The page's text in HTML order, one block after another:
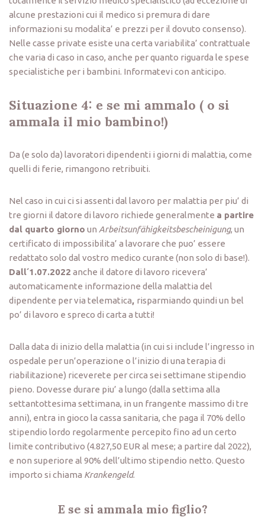
alcune prestazioni cui il medico si premura di dare
informazioni su modalita’ e prezzi per il dovuto consenso).
Nelle casse private esiste una certa variabilita’ contrattuale
che varia di caso in caso, anche per quanto riguarda le spese
specialistiche per i bambini. Informatevi con anticipo.
Situazione 4: e se mi ammalo ( o si
ammala il mio bambino!)
Da (e solo da) lavoratori dipendenti i giorni di malattia, come
quelli di ferie, rimangono retribuiti.
Nel caso in cui ci si assenti dal lavoro per malattia per piu’ di
tre giorni il datore di lavoro richiede generalmente a partire
dal quarto giorno un Arbeitsunfähigkeitsbescheinigung, un
certificato di impossibilita’ a lavorare che puo’ essere
redattato solo dal vostro medico curante (non solo di base!).
Dall´1.07.2022 anche il datore di lavoro ricevera’
automaticamente informazione della malattia del
dipendente per via telematica, risparmiando quindi un bel
po’ di lavoro e spreco di carta a tutti!
Dalla data di inizio della malattia (in cui si include l’ingresso in
ospedale per un’operazione o l’inizio di una terapia di
riabilitazione) riceverete per circa sei settimane stipendio
pieno. Dovesse durare piu’ a lungo (dalla settima alla
settantottesima settimana, in un frangente massimo di tre
anni), entra in gioco la cassa sanitaria, che paga il 70% dello
stipendio lordo regolarmente percepito fino ad un certo
limite contributivo (4.827,50 EUR al mese; a partire dal 2022),
e non superiore al 90% dell’ultimo stipendio netto. Questo
importo si chiama Krankengeld.
E se si ammala mio figlio?